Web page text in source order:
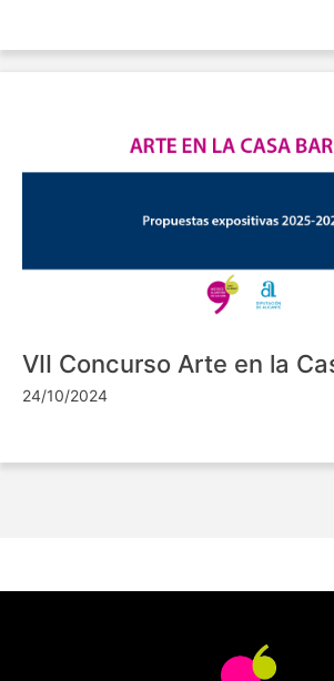
VII Concurso Arte en la
24/10/2024